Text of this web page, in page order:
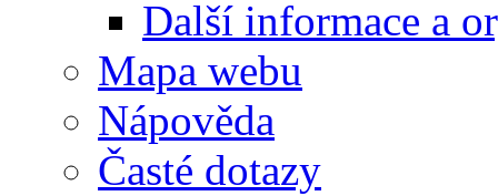
Další informace a
Mapa webu
Nápověda
Časté dotazy